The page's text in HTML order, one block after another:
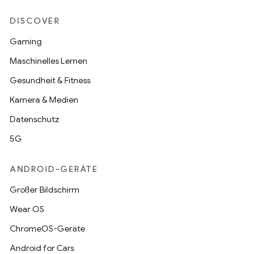
DISCOVER
Gaming
Maschinelles Lernen
Gesundheit & Fitness
Kamera & Medien
Datenschutz
5G
ANDROID-GERÄTE
Großer Bildschirm
Wear OS
ChromeOS-Geräte
Android for Cars